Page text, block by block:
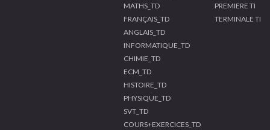
MATHS_TD
FRANÇAIS_TD
ANGLAIS_TD
INFORMATIQUE_TD
CHIMIE_TD
ECM_TD
HISTOIRE_TD
PHYSIQUE_TD
SVT_TD
COURS+EXERCICES_TD
PREMIERE TI
TERMINALE TI